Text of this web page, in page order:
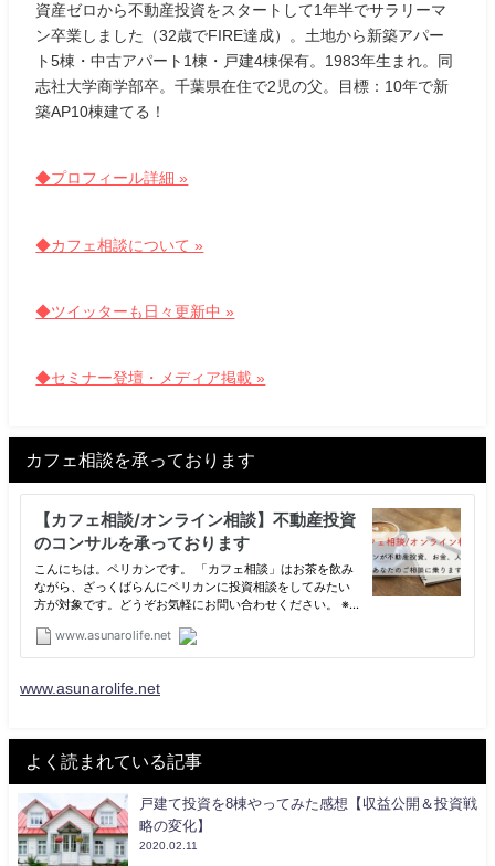
資産ゼロから不動産投資をスタートして1年半でサラリーマ
ン卒業しました（32歳でFIRE達成）。土地から新築アパー
ト5棟・中古アパート1棟・戸建4棟保有。1983年生まれ。同
志社大学商学部卒。千葉県在住で2児の父。目標：10年で新
築AP10棟建てる！
◆プロフィール詳細 »
◆カフェ相談について »
◆ツイッターも日々更新中 »
◆セミナー登壇・メディア掲載 »
カフェ相談を承っております
www.asunarolife.net
よく読まれている記事
戸建て投資を8棟やってみた感想【収益公開＆投資戦
略の変化】
2020.02.11